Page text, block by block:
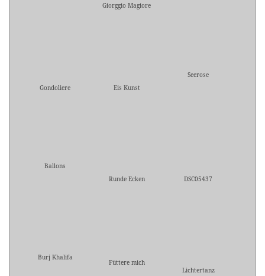
Giorggio Magiore
Gondoliere Eis Kunst
Seerose
Ballons
Runde Ecken
DSC05437
Burj Khalifa
Füttere mich
Lichtertanz